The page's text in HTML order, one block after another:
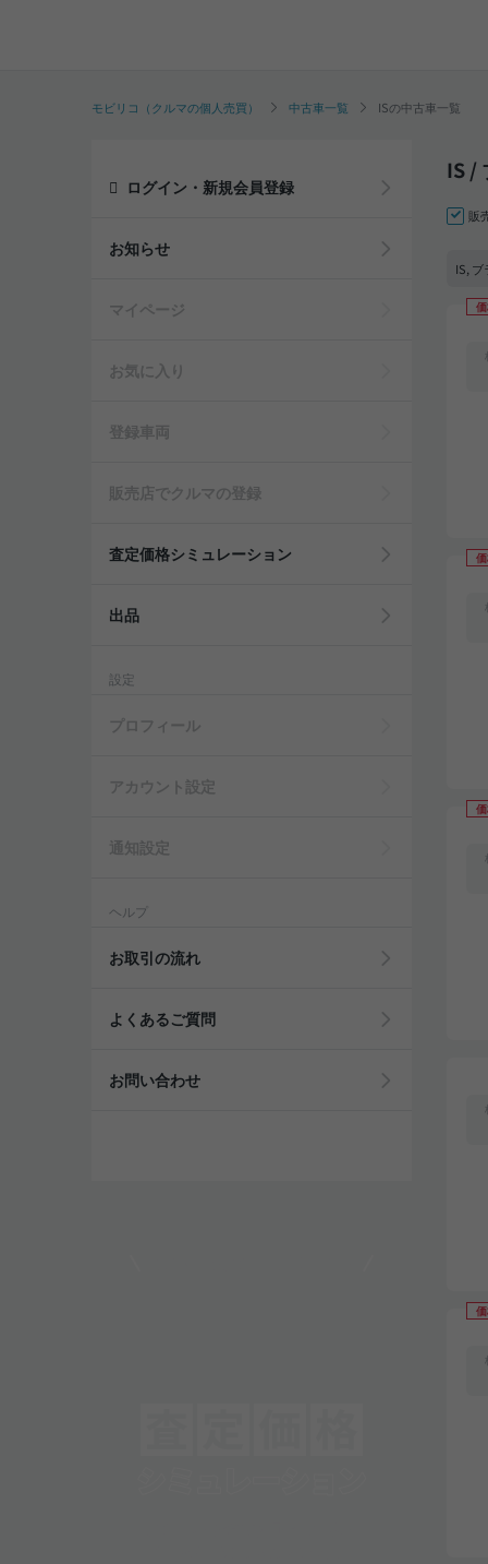
モビリコ（クルマの個人売買） 中古車一覧 ISの中古車一覧
IS /
販
IS,
ログイン・新規会員登録
お知らせ
マイページ
お気に入り
登録車両
販売店でクルマの登録
査定価格シミュレーション
出品
設定
プロフィール
アカウント設定
通知設定
ヘルプ
お取引の流れ
よくあるご質問
お問い合わせ